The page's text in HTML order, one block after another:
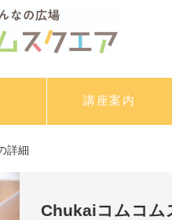
講座案内
詳細
Chukaiコムコム